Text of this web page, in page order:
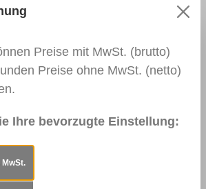
Preise mit MwSt. (brutto)
Preise ohne MwSt. (netto)
Ihre bevorzugte Einstellung:
MwSt.